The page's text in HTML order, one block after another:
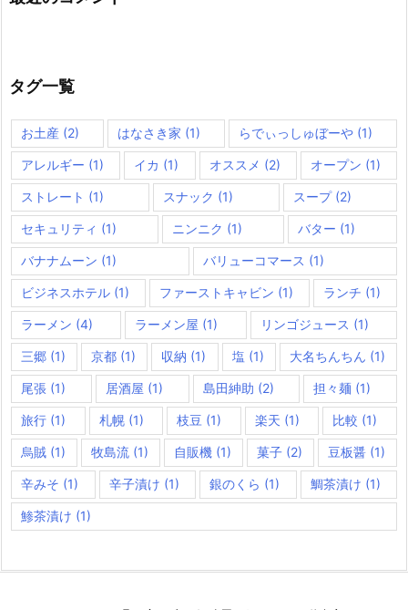
タグ一覧
お土産 (2) はなさき家 (1) らでぃっしゅぼーや (1)
アレルギー (1) イカ (1) オススメ (2) オープン (1)
ストレート (1) スナック (1) スープ(2)
セキュリティ (1) ニンニク (1) バター (1)
バナナムーン (1) バリューコマース (1)
ビジネスホテル (1) ファーストキャビン (1) ランチ (1)
ラーメン (4) ラーメン屋 (1) リンゴジュース (1)
三郷 (1) 京都 (1) 収納 (1) 塩 (1) 大名ちんちん (1)
尾張 (1) 居酒屋 (1) 島田紳助 (2) 担々麺 (1)
旅行 (1) 札幌(1) 枝豆 (1) 楽天 (1) 比較 (1)
烏賊 (1) 牧島流 (1) 自販機 (1) 菓子 (2) 豆板醤 (1)
辛みそ (1) 辛子漬け (1) 銀のくら (1) 鯛茶漬け (1)
鯵茶漬け (1)